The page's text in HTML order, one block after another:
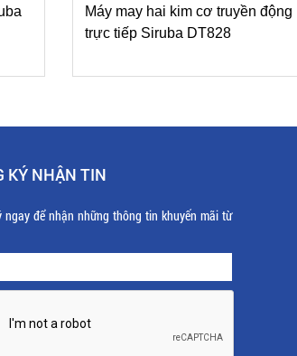
Máy may hai kim cơ truyền động
trực tiếp Siruba DT828
KÝ NHẬN TIN
ngay để nhận những thông tin khuyến mãi từ